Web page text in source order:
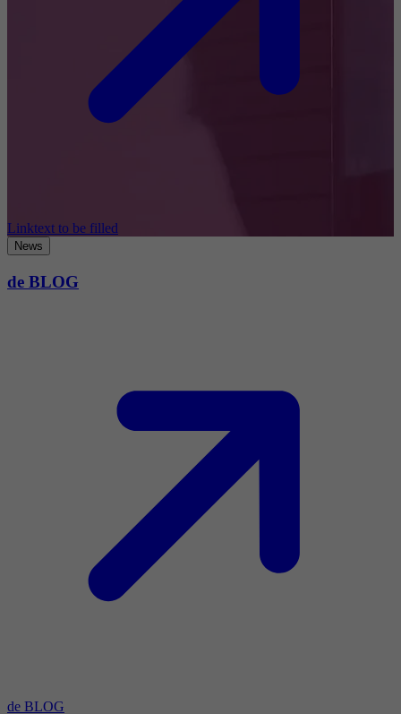
Linktext to be filled
News
de BLOG
de BLOG